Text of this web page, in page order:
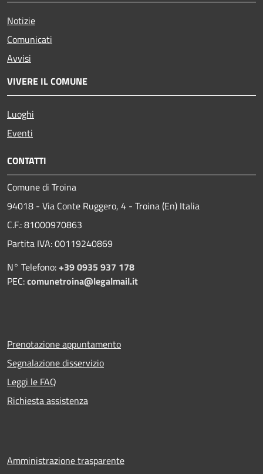
Notizie
Comunicati
Avvisi
VIVERE IL COMUNE
Luoghi
Eventi
CONTATTI
Comune di Troina
94018 - Via Conte Ruggero, 4 - Troina (En) Italia
C.F.: 81000970863
Partita IVA: 00119240869
N° Telefono:+39 0935 937 178
PEC:comunetroina@legalmail.it
Prenotazione appuntamento
Segnalazione disservizio
Leggi le FAQ
Richiesta assistenza
Amministrazione trasparente